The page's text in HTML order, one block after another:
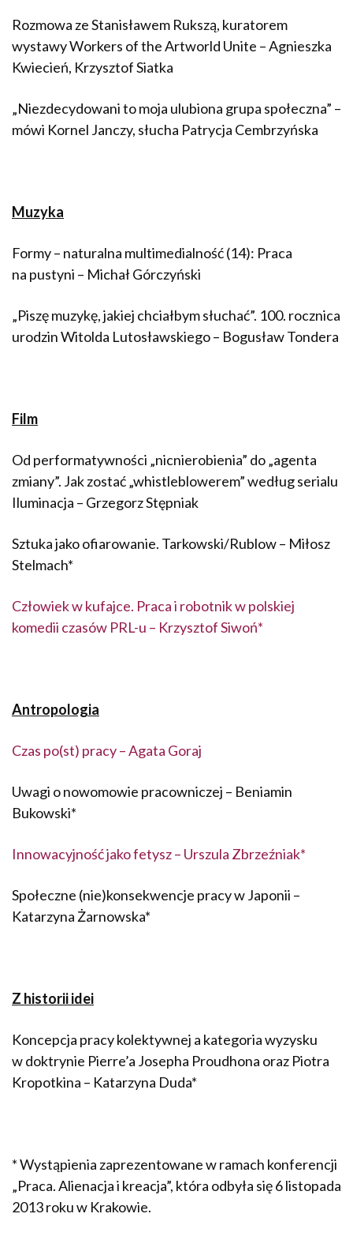
Rozmowa ze Stanisławem Rukszą, kuratorem
wystawy Workers of the Artworld Unite – Agnieszka
Kwiecień, Krzysztof Siatka
„Niezdecydowani to moja ulubiona grupa społeczna” –
mówi Kornel Janczy, słucha Patrycja Cembrzyńska
Muzyka
Formy – naturalna multimedialność (14): Praca
na pustyni – Michał Górczyński
„Piszę muzykę, jakiej chciałbym słuchać”. 100. rocznica
urodzin Witolda Lutosławskiego – Bogusław Tondera
Film
Od performatywności „nicnierobienia” do „agenta
zmiany”. Jak zostać „whistleblowerem” według serialu
Iluminacja – Grzegorz Stępniak
Sztuka jako ofiarowanie. Tarkowski/Rublow – Miłosz
Stelmach*
Człowiek w kufajce. Praca i robotnik w polskiej
komedii czasów PRL-u – Krzysztof Siwoń*
Antropologia
Czas po(st) pracy – Agata Goraj
Uwagi o nowomowie pracowniczej – Beniamin
Bukowski*
Innowacyjność jako fetysz – Urszula Zbrzeźniak*
Społeczne (nie)konsekwencje pracy w Japonii –
Katarzyna Żarnowska*
Z historii idei
Koncepcja pracy kolektywnej a kategoria wyzysku
w doktrynie Pierre’a Josepha Proudhona oraz Piotra
Kropotkina – Katarzyna Duda*
* Wystąpienia zaprezentowane w ramach konferencji
„Praca. Alienacja i kreacja”, która odbyła się 6 listopada
2013 roku w Krakowie.